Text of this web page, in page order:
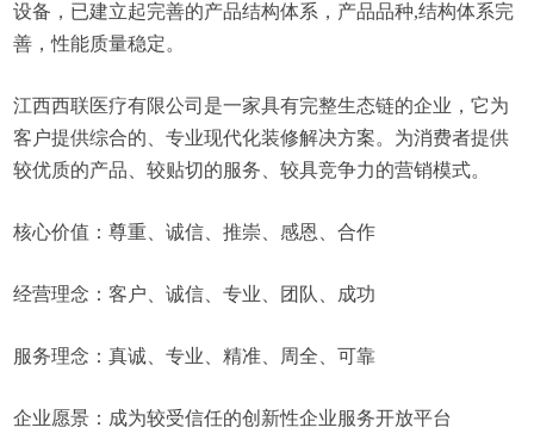
设备，已建立起完善的产品结构体系，产品品种,结构体系完
善，性能质量稳定。
江西西联医疗有限公司是一家具有完整生态链的企业，它为
客户提供综合的、专业现代化装修解决方案。为消费者提供
较优质的产品、较贴切的服务、较具竞争力的营销模式。
核心价值：尊重、诚信、推崇、感恩、合作
经营理念：客户、诚信、专业、团队、成功
服务理念：真诚、专业、精准、周全、可靠
企业愿景：成为较受信任的创新性企业服务开放平台